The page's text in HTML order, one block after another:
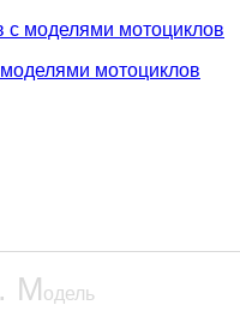
с моделями мотоциклов
мотоциклов
. Модель